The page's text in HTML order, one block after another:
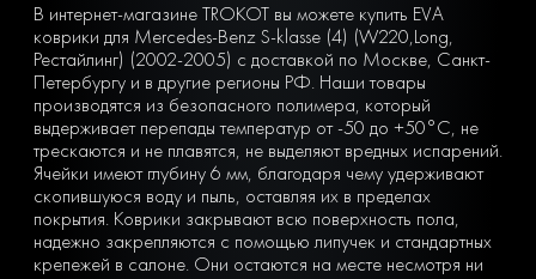
В интернет-магазине TROKOT вы можете купить EVA
коврики для Mercedes-Benz S-klasse (4) (W220,Long,
Рестайлинг) (2002-2005) с доставкой по Москве, Санкт-
Петербургу и в другие регионы РФ. Наши товары
производятся из безопасного полимера, который
выдерживает перепады температур от -50 до +50°С, не
трескаются и не плавятся, не выделяют вредных испарений.
Ячейки имеют глубину 6 мм, благодаря чему удерживают
скопившуюся воду и пыль, оставляя их в пределах
покрытия. Коврики закрывают всю поверхность пола,
надежно закрепляются с помощью липучек и стандартных
крепежей в салоне. Они остаются на месте несмотря ни